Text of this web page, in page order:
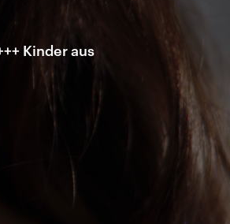
Kinder aus